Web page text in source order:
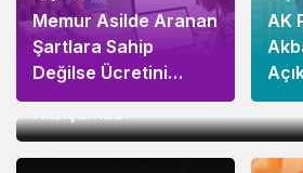
Memur Asilde Aranan
Şartlara Sahip
Değilse Ücretini
Alamaz!
AK
3 yıl önce
Çalışılan Kurum Memurun